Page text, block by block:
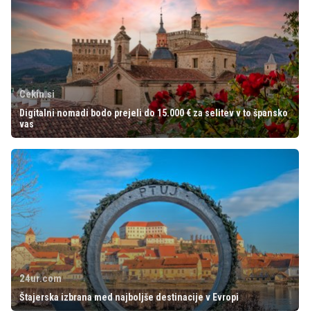
Cekin.si
Digitalni nomadi bodo prejeli do 15.000 € za selitev v to špansko
vas
24ur.com
Štajerska izbrana med najboljše destinacije v Evropi